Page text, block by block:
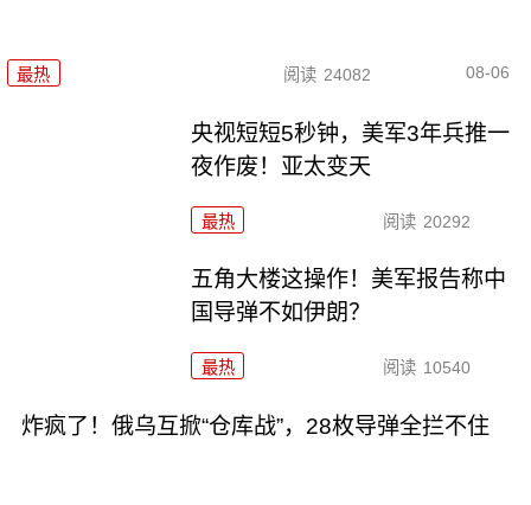
最热 阅读 24082 08-06
央视短短5秒钟，美军3年兵推一
夜作废！亚太变天
最热 阅读 20292
五角大楼这操作！美军报告称中
国导弹不如伊朗？
最热 阅读 10540
炸疯了！俄乌互掀“仓库战”，28枚导弹全拦不住